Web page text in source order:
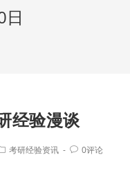
经验漫谈
考研经验资讯 0评论